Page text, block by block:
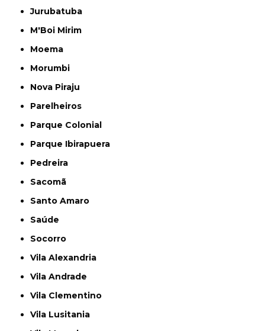
Jurubatuba
M'Boi Mirim
Moema
Morumbi
Nova Piraju
Parelheiros
Parque Colonial
Parque Ibirapuera
Pedreira
Sacomã
Santo Amaro
Saúde
Socorro
Vila Alexandria
Vila Andrade
Vila Clementino
Vila Lusitania